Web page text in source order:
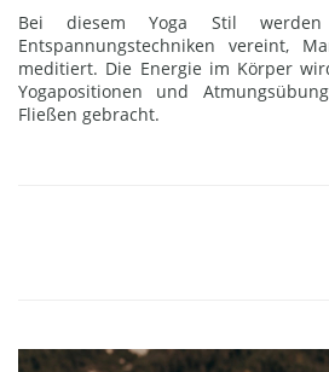
Bei diesem Yoga Stil werden
Entspannungstechniken vereint,
meditiert. Die Energie im Körper
Yogapositionen und
Fließen gebracht.